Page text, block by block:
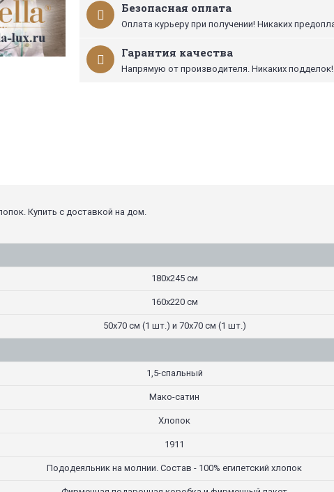
Безопасная оплата
Оплата курьеру при получении! Никаких
Гарантия качества
Напрямую от производителя. Никаких подделок!
Купить с доставкой на дом.
180х245 см
160х220 см
50х70 см (1 шт.) и 70х70 см (1 шт.)
1,5-спальный
Мако-сатин
Хлопок
1911
Пододеяльник на молнии. Состав - 100% египетский хлопок